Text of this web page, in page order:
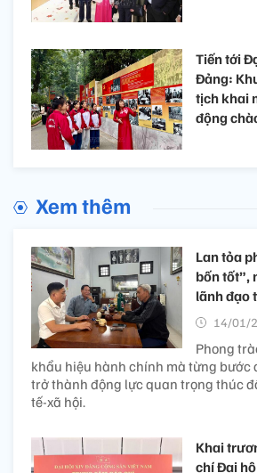
Tiến tới
Đảng:
tịch khai
động
Xem thêm
Lan tỏa
bốn tốt”,
lãnh đạo
14/01/
Phong
khẩu hiệu hành chính mà từng bước
trở thành động lực quan trọng thúc
tế-xã hội.
Khai
chí Đại